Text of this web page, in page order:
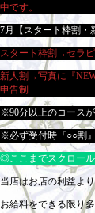
中です。
7月【スタート枠割
スタート枠割→セラ
新人割→写真に『
申告制
※90分以上のコースが
※必ず受付時『○○割
◎ここまでスクロー
当店はお店の利益よ
お給料をできる限り